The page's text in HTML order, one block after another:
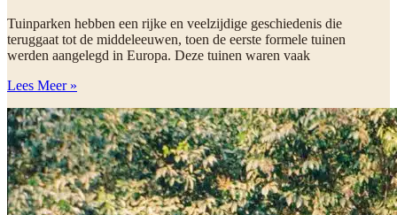
Tuinparken hebben een rijke en veelzijdige geschiedenis die
teruggaat tot de middeleeuwen, toen de eerste formele tuinen
werden aangelegd in Europa. Deze tuinen waren vaak
Lees Meer »